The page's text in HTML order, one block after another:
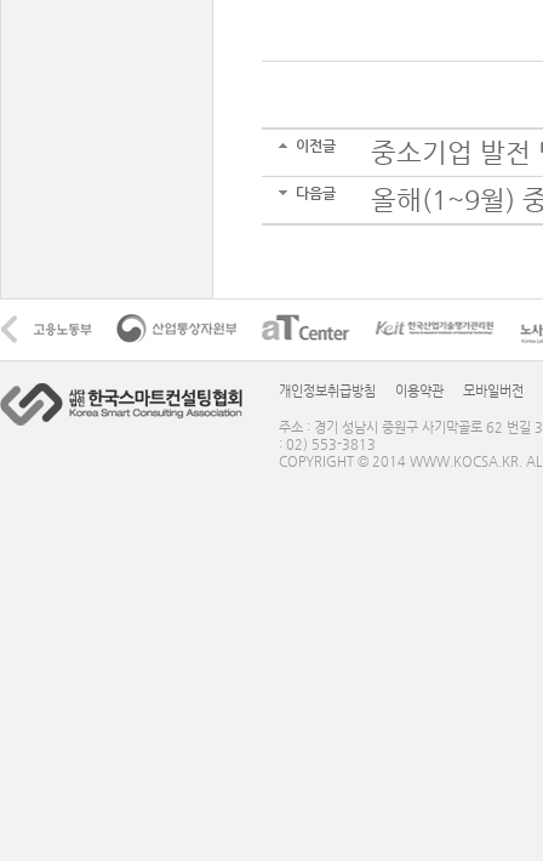
이전글 중소기업 발전
다음글 올해(1~9월)
개인정보취급방침 이용약관 모바일버전
주소 : 경기 성남시 중원구 사기막골로 62 번
: 02) 553-3813
COPYRIGHT © 2014 WWW.KOCSA.KR.